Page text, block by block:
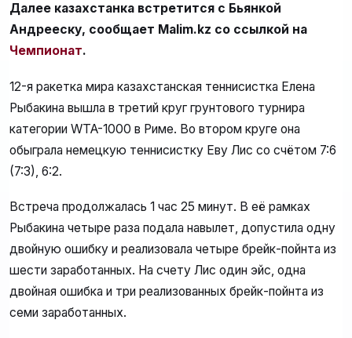
Далее казахстанка встретится с Бьянкой
Андрееску, сообщает Malim.kz со ссылкой на
Чемпионат.
12-я ракетка мира казахстанская теннисистка Елена
Рыбакина вышла в третий круг грунтового турнира
категории WTA-1000 в Риме. Во втором круге она
обыграла немецкую теннисистку Еву Лис со счётом 7:6
(7:3), 6:2.
Встреча продолжалась 1 час 25 минут. В её рамках
Рыбакина четыре раза подала навылет, допустила одну
двойную ошибку и реализовала четыре брейк-пойнта из
шести заработанных. На счету Лис один эйс, одна
двойная ошибка и три реализованных брейк-пойнта из
семи заработанных.